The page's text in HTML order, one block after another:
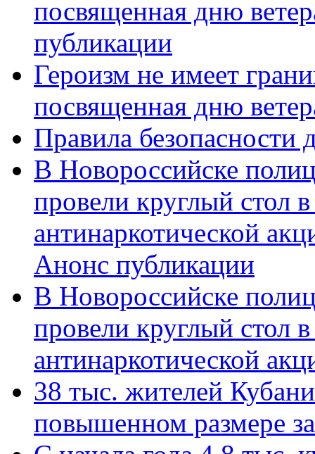
посвященная дню
публикации
Героизм не имеет
посвященная дню
Правила безопасности
В Новороссийске
провели круглый стол
антинаркотической
Анонс публикации
В Новороссийске
провели круглый стол
антинаркотической
38 тыс. жителей
повышенном размере